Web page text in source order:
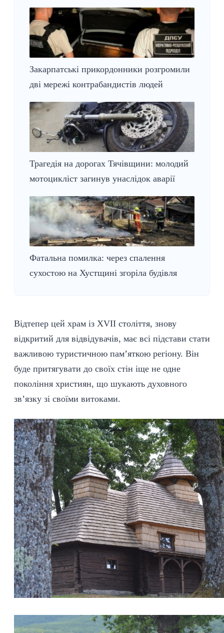
Закарпатські прикордонники розгромили
дві мережі контрабандистів людей
Трагедія на дорогах Тячівщини: молодий
мотоцикліст загинув унаслідок аварії
Фатальна помилка: через спалення
сухостою на Хустщині згоріла будівля
Відтепер цей храм із XVII століття, знову
відкритий для відвідувачів, має всі підстави стати
важливою туристичною пам’яткою регіону. Він
буде притягувати до своїх стін іще не одне
покоління християн, що шукають духовного
зв’язку зі своїми витоками.